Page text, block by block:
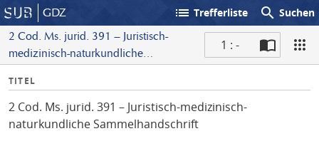
GDZ list Trefferliste search Suchen
2 Cod. Ms. jurid. 391 – Juristisch-
medizinisch-naturkundliche
1 : -
I
f
o
TITEL
2 Cod. Ms. jurid. 391 – Juristisch-medizinisch-
naturkundliche Sammelhandschrift